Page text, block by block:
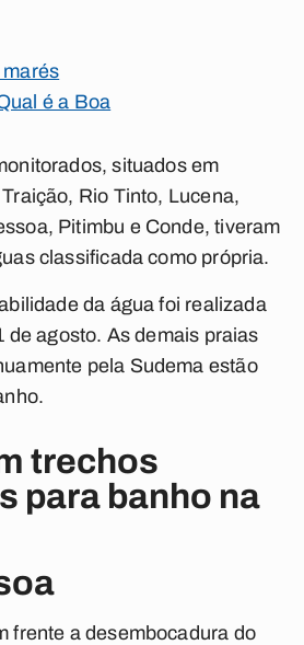
marés
é a Boa
situados em
Rio Tinto, Lucena,
Pitimbu e Conde, tiveram
classificada como própria.
da água foi realizada
de agosto. As demais praias
pela Sudema estão
trechos
para banho na
frente a desembocadura do